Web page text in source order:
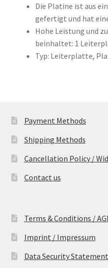
Die Platine ist aus
gefertigt und hat
Hohe Leistung und
beinhaltet: 1
Typ: Leiterplatte,
Payment Methods
Shipping Methods
Cancellation Policy /
Contact us
Terms & Conditions /
Imprint / Impressum
Data Security